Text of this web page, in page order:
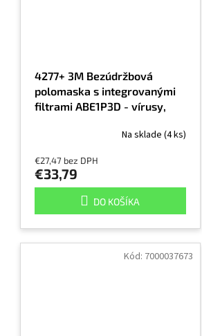
4277+ 3M Bezúdržbová
polomaska s integrovanými
filtrami ABE1P3D - vírusy,
anorganické látkyNa sklade (4 ks)
€27,47 bez DPH
€33,79
DO KOŠÍKA
Kód: 7000037673